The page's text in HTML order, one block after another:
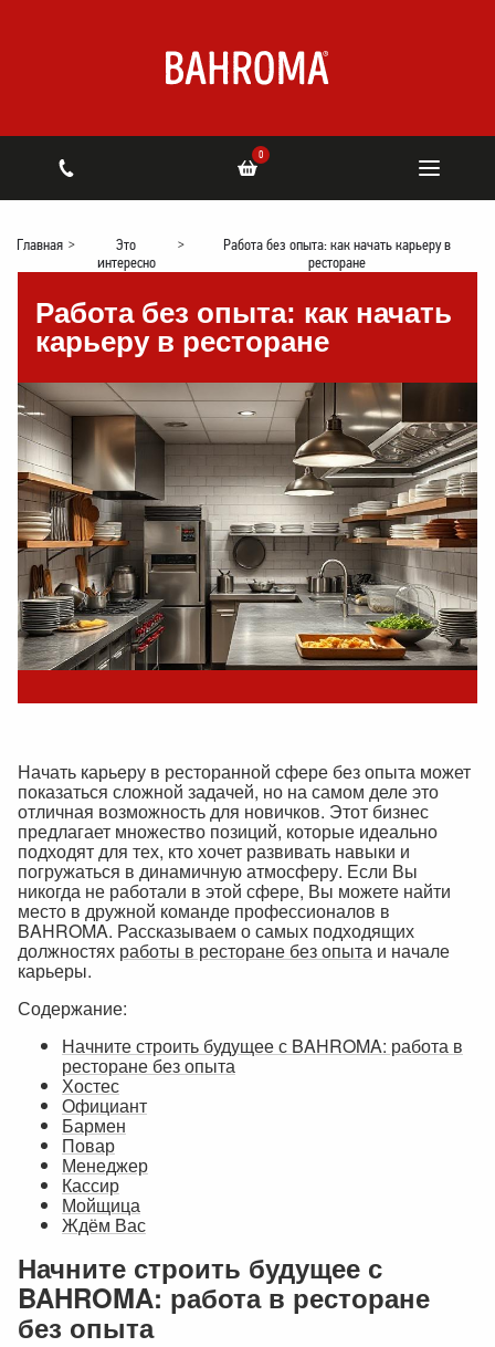
0
Главная >
Это
интересно
>
Работа без опыта: как начать карьеру в
ресторане
Работа без опыта: как начать
карьеру в ресторане
Начать карьеру в ресторанной сфере без опыта может
показаться сложной задачей, но на самом деле это
отличная возможность для новичков. Этот бизнес
предлагает множество позиций, которые идеально
подходят для тех, кто хочет развивать навыки и
погружаться в динамичную атмосферу. Если Вы
никогда не работали в этой сфере, Вы можете найти
место в дружной команде профессионалов в
BAHROMA. Рассказываем о самых подходящих
должностях работы в ресторане без опыта и начале
карьеры.
Содержание:
Начните строить будущее с BAHROMA: работа в
ресторане без опыта
Хостес
Официант
Бармен
Повар
Менеджер
Кассир
Мойщица
Ждём Вас
Начните строить будущее с
BAHROMA: работа в ресторане
без опыта